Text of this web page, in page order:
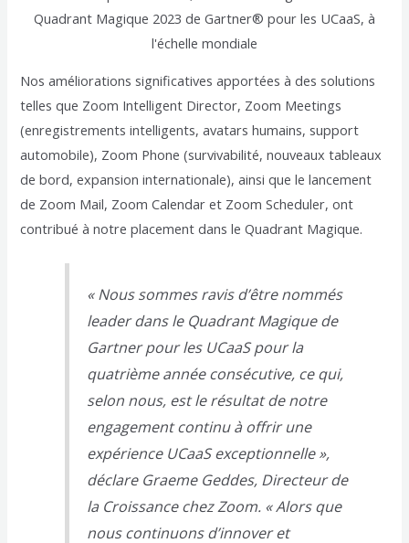
Nos améliorations significatives apportées à des solutions
telles que Zoom Intelligent Director, Zoom Meetings
(enregistrements intelligents, avatars humains, support
automobile), Zoom Phone (survivabilité, nouveaux tableaux
de bord, expansion internationale), ainsi que le lancement
de Zoom Mail, Zoom Calendar et Zoom Scheduler, ont
contribué à notre placement dans le Quadrant Magique.
« Nous sommes ravis d’être nommés
leader dans le Quadrant Magique de
Gartner pour les UCaaS pour la
quatrième année consécutive, ce qui,
selon nous, est le résultat de notre
engagement continu à offrir une
expérience UCaaS exceptionnelle »,
déclare Graeme Geddes, Directeur de
la Croissance chez Zoom. « Alors que
nous continuons d’innover et